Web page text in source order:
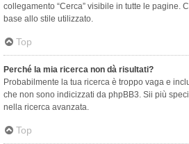
collegamento “Cerca” visibile in tutte le pagine.
base allo stile utilizzato.
Top
Perché la mia ricerca non dà risultati?
Probabilmente la tua ricerca è troppo vaga e
che non sono indicizzati da phpBB3. Sii più
nella ricerca avanzata.
Top